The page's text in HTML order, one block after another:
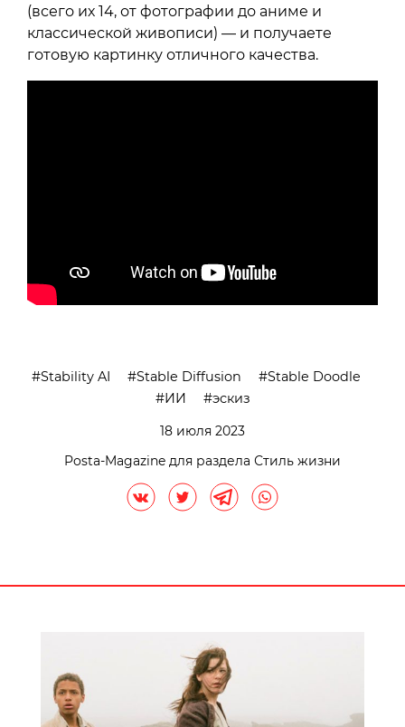
(всего их 14, от фотографии до аниме и
классической живописи) — и получаете
готовую картинку отличного качества.
Stability AI Stable Diffusion
Stable Doodle
ИИ
эскиз
18 июля 2023
Posta-Magazine для раздела Стиль жизни